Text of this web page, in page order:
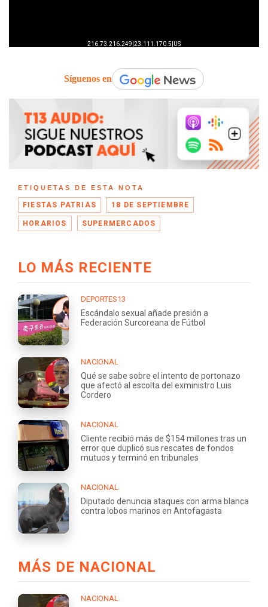
Síguenos en
ETIQUETAS DE ESTA NOTA
FIESTAS PATRIAS 18 DE SEPTIEMBRE
HORARIOS SUPERMERCADOS
LO MÁS RECIENTE
DEPORTES13
Escándalo sexual añade presión a
Federación Surcoreana de Fútbol
NACIONAL
Qué se sabe sobre el intento de portonazo
que afectó al escolta del exministro Luis
Cordero
NACIONAL
Cliente recibió más de $154 millones tras un
error que duplicó sus rescates de fondos
mutuos y terminó en tribunales
NACIONAL
Diputado denuncia ataques con arma blanca
contra lobos marinos en Antofagasta
MÁS DE NACIONAL
NACIONAL